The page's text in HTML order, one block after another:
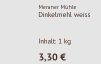
Meraner Mühle
Dinkelmehl weiss
Inhalt: 1 kg
Regulärer Preis:
3,30 €